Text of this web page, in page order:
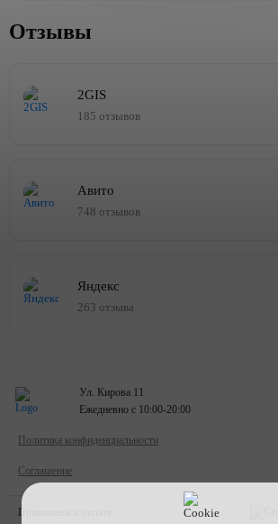
Отзывы
2GIS
185 отзывов
Авито
748 отзывов
Яндекс
263 отзыва
Ул. Кирова 11
Ежедневно с 10:00-20:00
Политика конфиденциальности
Соглашение
Принимаем к оплате